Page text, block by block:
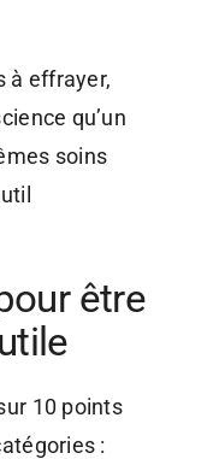
à effrayer,
qu’un
soins
être
10 points
: